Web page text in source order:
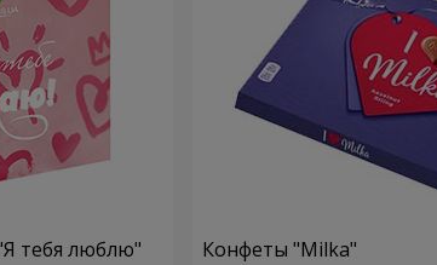
тебя люблю" Конфеты "Milka"